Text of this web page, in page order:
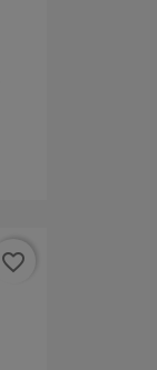
favorite_border